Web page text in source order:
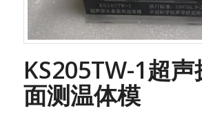
KS205TW-1超
面测温体模